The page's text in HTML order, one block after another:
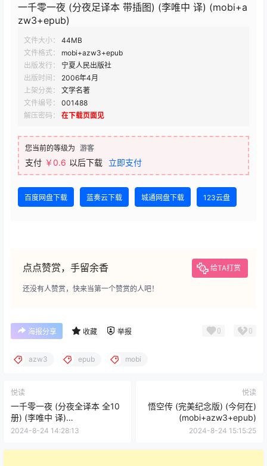
一千零一夜 (分夜足译本 带插图) (李唯中 译) (mobi+a
zw3+epub)
文件大小：
44MB
文件格式：
mobi+azw3+epub
出版发行：
宁夏人民出版社
出版时间：
2006年4月
上架分类：
文学名著
文件编号：
001488
解压密码：
在下载页面见
您当前的等级为 游客
支付 ￥0.6 以后下载 立即支付
百度网盘下载 蓝奏云下载 城通网盘下载 123云盘
点点赞赏，手留余香 给TA打赏
还没有人赞赏，快来当第一个赞赏的人吧！
海报分享 收藏 举报 0 0
azw3 epub mobi
悦读
一千零一夜 (分夜全译本 全10
册) (李唯中 译)
(mobi+azw3+epub)
2024-8-24 14:28:13
悦读
悟空传 (完美纪念版) (今何在)
(mobi+azw3+epub)
2024-8-24 15:15:25